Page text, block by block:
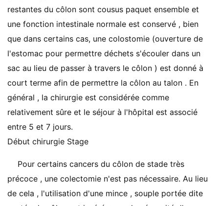
restantes du côlon sont cousus paquet ensemble et
une fonction intestinale normale est conservé , bien
que dans certains cas, une colostomie (ouverture de
l'estomac pour permettre déchets s'écouler dans un
sac au lieu de passer à travers le côlon ) est donné à
court terme afin de permettre la côlon au talon . En
général , la chirurgie est considérée comme
relativement sûre et le séjour à l'hôpital est associé
entre 5 et 7 jours.
Début chirurgie Stage
Pour certains cancers du côlon de stade très
précoce , une colectomie n'est pas nécessaire. Au lieu
de cela , l'utilisation d'une mince , souple portée dite